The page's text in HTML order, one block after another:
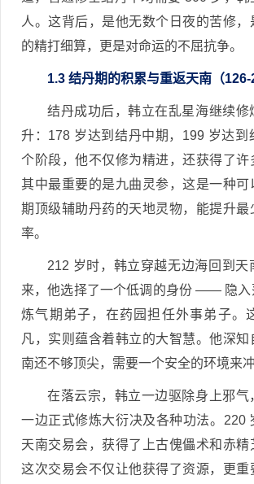
人。这背后，是他无数个日夜的苦修，
的精打细算，更是对命运的不屈抗争。
1.3 结丹期的积累与重返天南（126-
结丹成功后，韩立在乱星海继续修
升：178 岁达到结丹中期，199 岁达到
个阶段，他不仅修为精进，还获得了许
其中最重要的是九曲灵参，这是一种可
期顶级辅助丹药的天地灵物，能提升最
率。
212 岁时，韩立穿越无边海回到天
来，他选择了一个低调的身份 —— 隐入
炼气期弟子，在药园担任外事弟子。
凡，实则蕴含着韩立的大智慧。他深知
南还不够顶尖，需要一个安全的环境来
在落云宗，韩立一边驱除身上邪气
一边正式修炼大衍决及各种功法。220
天南交易会，获得了上古傀儡术和赤精
这次交易会不仅让他获得了资源，更重